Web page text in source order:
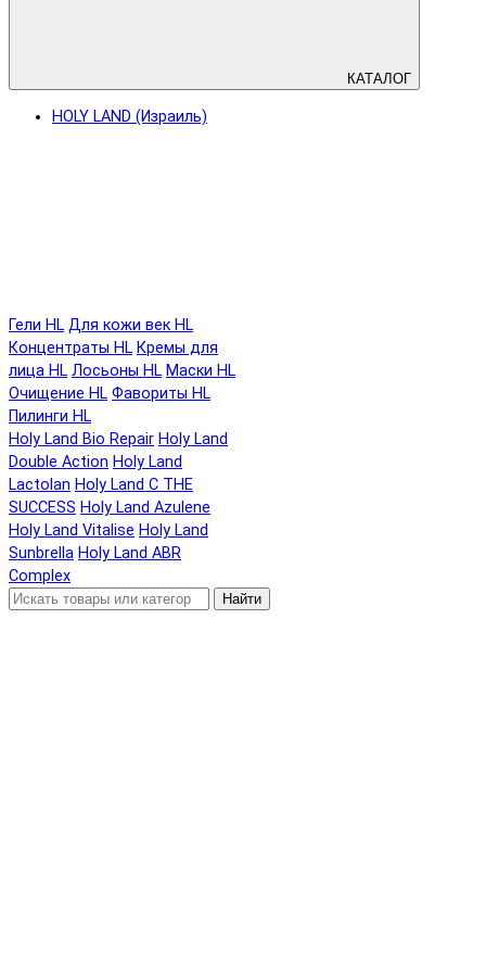
КАТАЛОГ
HOLY LAND (Израиль)
Гели HL Для кожи век HL
Концентраты HL Кремы для
лица HL Лосьоны HL Маски HL
Очищение HL Фавориты HL
Пилинги HL
Holy Land Bio Repair Holy Land
Double Action Holy Land
Lactolan Holy Land C THE
SUCCESS Holy Land Azulene
Holy Land Vitalise Holy Land
Sunbrella Holy Land ABR
Complex
Найти